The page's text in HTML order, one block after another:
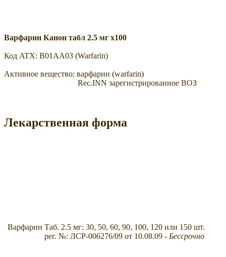
Варфарин Канон табл 2.5 мг x100
Код ATX: B01AA03 (Warfarin)
Активное вещество: варфарин (warfarin)
Rec.INN зарегистрированное ВОЗ
Лекарственная форма
Варфарин Таб. 2.5 мг: 30, 50, 60, 90, 100, 120 или 150 шт.
рег. №: ЛСР-006276/09 от 10.08.09 - Бессрочно